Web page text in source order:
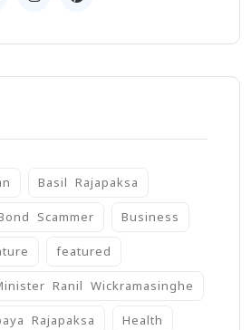
Basil Rajapaksa
Scammer Business
featured
Ranil Wickramasinghe
Rajapaksa Health